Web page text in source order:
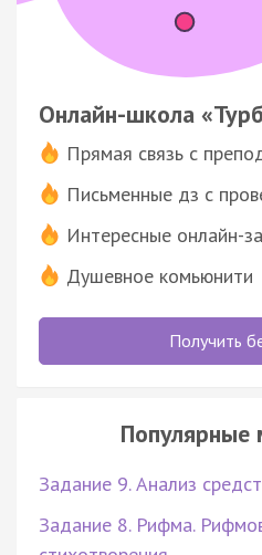
Онлайн-школа
Прямая связь с
Письменные дз с
Интересные онлайн-
Душевное комьюнити
Получить
Популярные
Задание 9. Анализ
Задание 8. Рифма.